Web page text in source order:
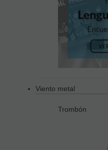
Viento metal
Trombón